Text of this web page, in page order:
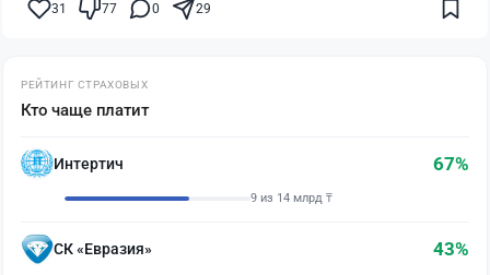
31 77 0 29
РЕЙТИНГ СТРАХОВЫХ
Кто чаще платит
Интертич 67%
9 из 14 млрд ₸
СК «Евразия» 43%